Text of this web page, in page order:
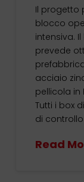
Il progetto
blocco
intensiva.
prevede
acciaio
pellicola in
Tutti i box
di
Read